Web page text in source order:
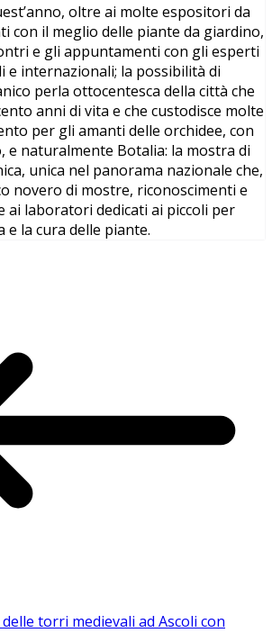
oltre ai molte espositori da
con il meglio delle piante da giardino,
e gli appuntamenti con gli esperti
e internazionali; la possibilità di
perla ottocentesca della città che
anni di vita e che custodisce molte
per gli amanti delle orchidee, con
e naturalmente Botalia: la mostra di
unica nel panorama nazionale che,
novero di mostre, riconoscimenti e
ai laboratori dedicati ai piccoli per
e la cura delle piante.
torri medievali ad Ascoli con